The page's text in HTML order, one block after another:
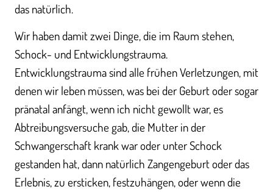
das natürlich.
Wir haben damit zwei Dinge, die im Raum stehen,
Schock- und Entwicklungstrauma.
Entwicklungstrauma sind alle frühen Verletzungen, mit
denen wir leben müssen, was bei der Geburt oder sogar
pränatal anfängt, wenn ich nicht gewollt war, es
Abtreibungsversuche gab, die Mutter in der
Schwangerschaft krank war oder unter Schock
gestanden hat, dann natürlich Zangengeburt oder das
Erlebnis, zu ersticken, festzuhängen, oder wenn die